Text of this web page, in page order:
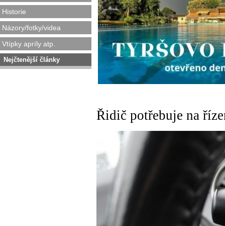
Historie
Názory/fotky/videa
Vtípky apríly atp.
Nejčtenější články
Řidič potřebuje na